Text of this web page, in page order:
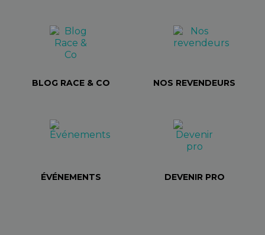
BLOG RACE & CO NOS REVENDEURS
ÉVÉNEMENTS DEVENIR PRO